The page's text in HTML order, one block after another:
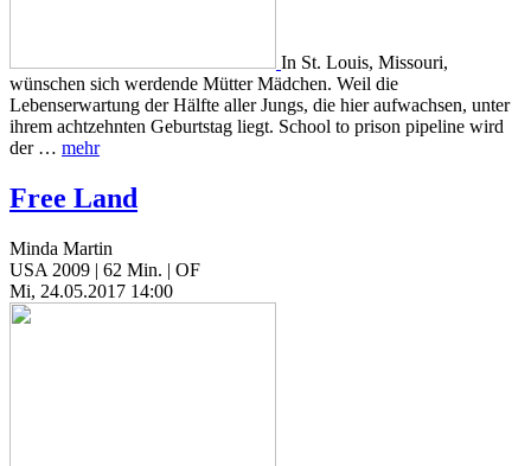
In St. Louis, Missouri,
wünschen sich werdende Mütter Mädchen. Weil die
Lebenserwartung der Hälfte aller Jungs, die hier aufwachsen, unter
ihrem achtzehnten Geburtstag liegt. School to prison pipeline wird
der … mehr
Free Land
Minda Martin
USA 2009 | 62 Min. | OF
Mi, 24.05.2017 14:00